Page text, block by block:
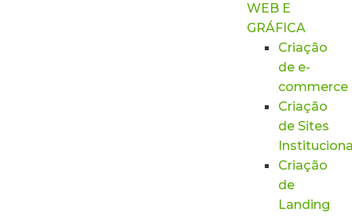
WEB E
GRÁFICA
Criação
de e-
commerce
Criação
de Sites
Criação
de
Landing